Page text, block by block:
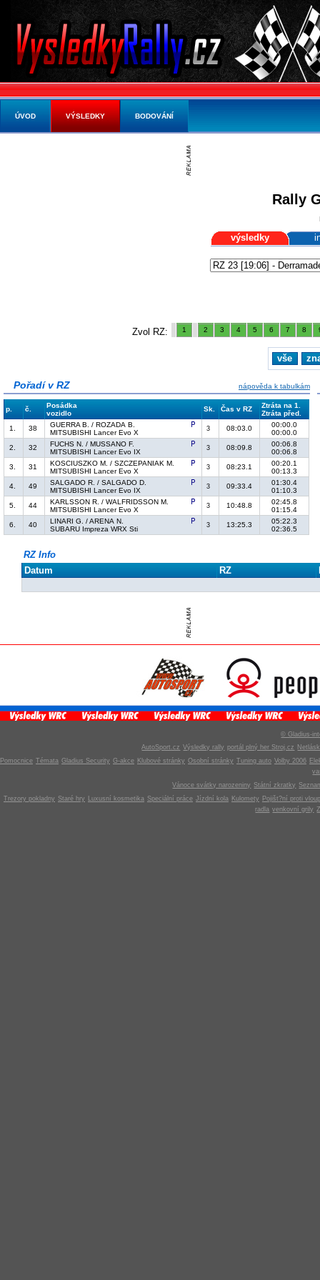
Rally
výsledky
Zvol RZ: 1 2 3 4 5 6 7 8
vše
Pořadí v RZ nápověda k tabulkám
p. č.
Posádka
vozidlo
Sk. Čas v RZ
Ztráta na 1.
Ztráta před.
1.
38
GUERRA B. / ROZADA B.
MITSUBISHI Lancer Evo X
3 08:03.0
00:00.0
00:00.0
2.
32
FUCHS N. / MUSSANO F.
MITSUBISHI Lancer Evo IX
3 08:09.8
00:06.8
00:06.8
3.
31
KOSCIUSZKO M. / SZCZEPANIAK M.
MITSUBISHI Lancer Evo X
3 08:23.1
00:20.1
00:13.3
4.
49
SALGADO R. / SALGADO D.
MITSUBISHI Lancer Evo IX
3 09:33.4
01:30.4
01:10.3
5.
44
KARLSSON R. / WALFRIDSSON M.
MITSUBISHI Lancer Evo X
3 10:48.8
02:45.8
01:15.4
6.
40
LINARI G. / ARENA N.
SUBARU Impreza WRX Sti
3 13:25.3
05:22.3
02:36.5
RZ Info
Datum
RZ
© Gladius-
AutoSport.cz Výsledky rally portál plný her Stroj.cz
Pomocnice Témata Gladius Security G-akce Klubové stránky Osobní stránky Tuning auto Volby 2006
Vánoce svátky narozeniny Státní zkratky
Trezory pokladny Staré hry Luxusní kosmetika Speciální práce Jízdní kola Kulomety
Pojišt?ní proti
radla venkovní grily
ÚVOD VÝSLEDKY BODOVÁNÍ